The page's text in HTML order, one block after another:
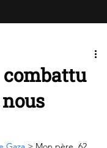
combattu